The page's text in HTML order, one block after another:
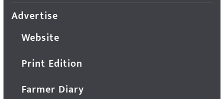
Advertise
Website
Print Edition
Farmer Diary